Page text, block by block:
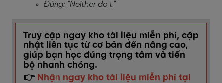
Đúng: "Neither do I."
Truy cập ngay kho tài liệu miễn phí, cập
nhật liên tục từ cơ bản đến nâng cao,
giúp bạn học đúng trọng tâm và tiến
bộ nhanh chóng.
👉 Nhận ngay kho tài liệu miễn phí tại